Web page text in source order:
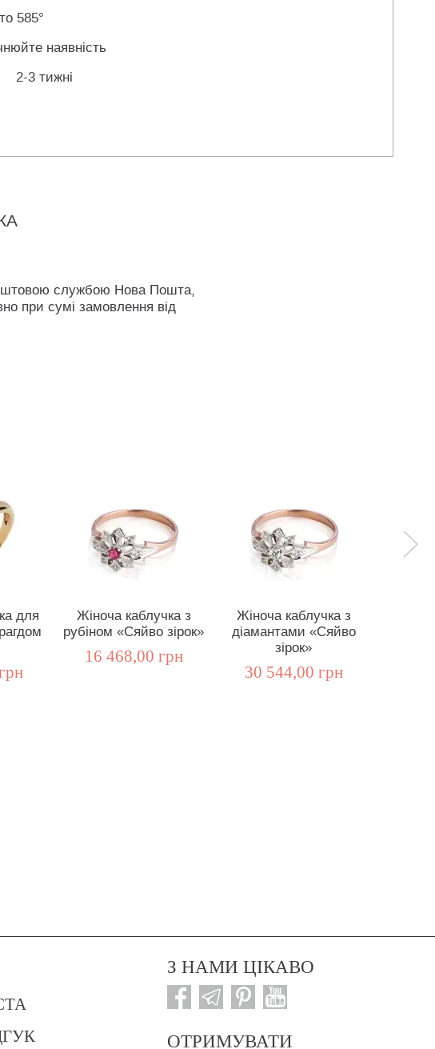
585°
наявність
2-3 тижні
службою Нова Пошта,
при сумі замовлення від
для
Жіноча каблучка з
рубіном «Сяйво зірок»
16 468,00 грн
Жіноча каблучка з
діамантами «Сяйво
зірок»
30 544,00 грн
З НАМИ ЦІКАВО
ОТРИМУВАТИ